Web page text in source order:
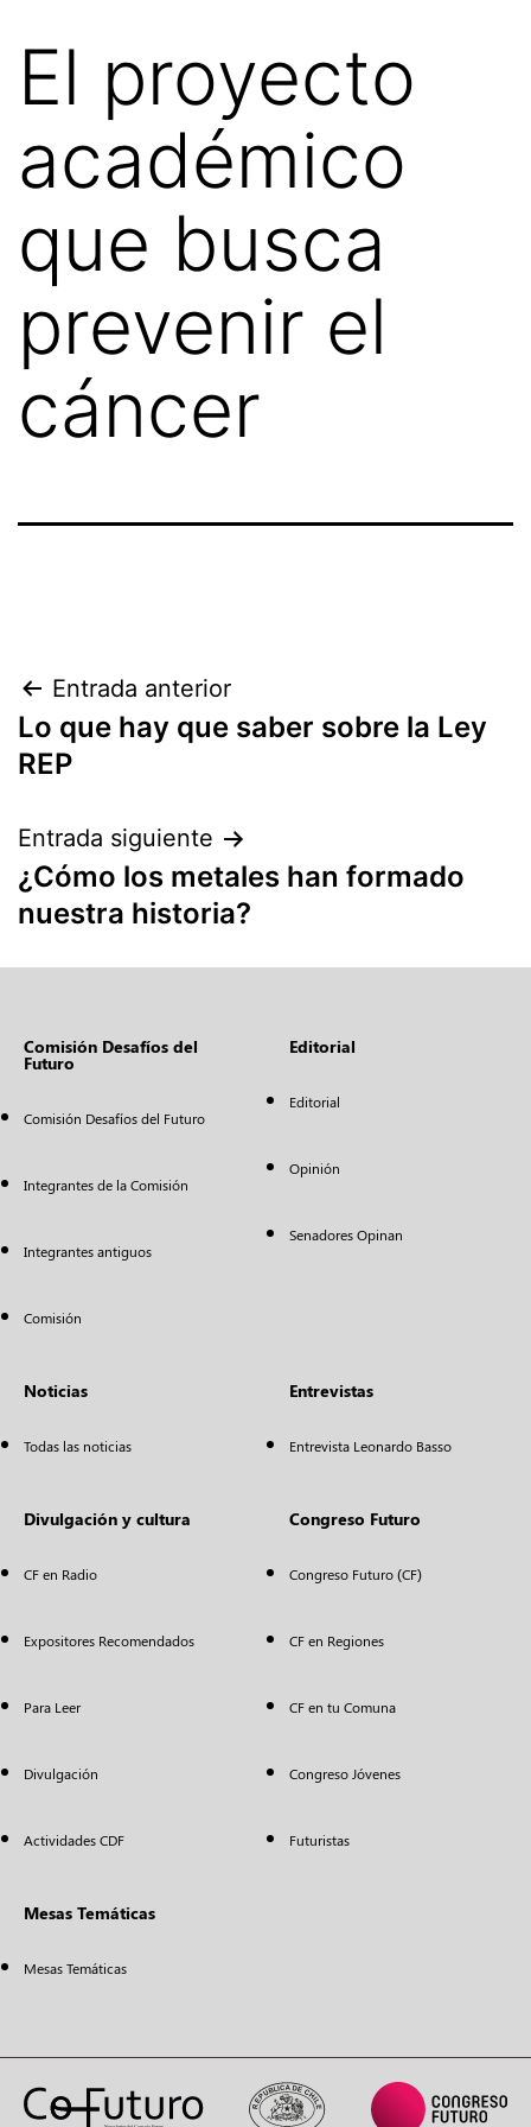
El proyecto
académico
que busca
prevenir el
cáncer
Entrada anterior
Lo que hay que saber sobre la Ley
REP
Entrada siguiente
¿Cómo los metales han formado
nuestra historia?
Comisión Desafíos del
Futuro
Comisión Desafíos del Futuro
Integrantes de la Comisión
Integrantes antiguos
Comisión
Editorial
Editorial
Opinión
Senadores Opinan
Noticias
Todas las noticias
Entrevistas
Entrevista Leonardo Basso
Divulgación y cultura
CF en Radio
Expositores Recomendados
Para Leer
Divulgación
Actividades CDF
Congreso Futuro
Congreso Futuro (CF)
CF en Regiones
CF en tu Comuna
Congreso Jóvenes
Futuristas
Mesas Temáticas
Mesas Temáticas